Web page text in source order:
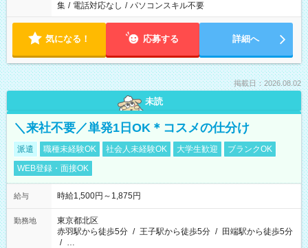
集 / 電話対応なし / パソコンスキル不要
気になる！ 応募する 詳細へ
掲載日：2026.08.02
未読
＼来社不要／単発1日OK＊コスメの仕分け
派遣 職種未経験OK 社会人未経験OK 大学生歓迎
ブランクOK
WEB登録・面接OK
給与 時給1,500円～1,875円
勤務地
東京都北区
赤羽駅から徒歩5分 / 王子駅から徒歩5分 / 田端駅から徒歩5分
/ …